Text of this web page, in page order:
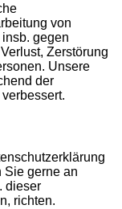
von
gegen
Zerstörung
Unsere
der
Sie gerne an
dieser
richten.